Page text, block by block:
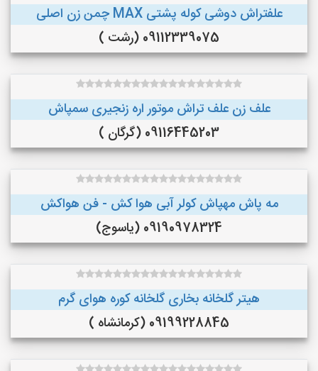
علفتراش دوشی کوله پشتی MAX چمن زن اصلی
09112339075 (رشت )
علف زن علف تراش موتور اره زنجیری سمپاش
09116445203 (گرگان )
مه پاش مهپاش کولر آبی هوا کش - فن هواکش
09190978324 (یاسوج)
هیتر گلخانه بخاری گلخانه کوره هوای گرم
09199228845 (کرمانشاه )